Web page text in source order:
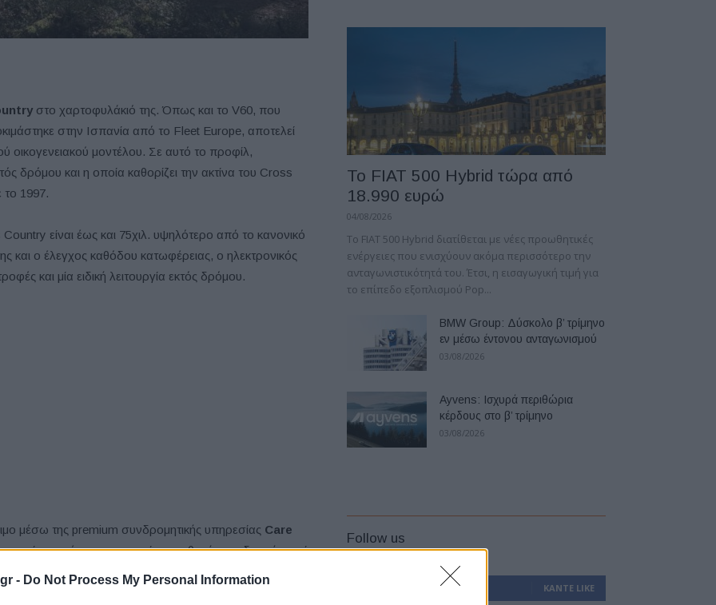
- Do Not Process My Personal Information
στο χαρτοφυλάκιό της. Όπως και το V60, που
στην Ισπανία από το Fleet Europe, αποτελεί
οικογενειακού μοντέλου. Σε αυτό το προφίλ,
δρόμου και η οποία καθορίζει την ακτίνα του Cross
1997.
είναι έως και 75χιλ. υψηλότερο από το κανονικό
και ο έλεγχος καθόδου κατωφέρειας, ο ηλεκτρονικός
και μία ειδική λειτουργία εκτός δρόμου.
μέσω της premium συνδρομητικής υπηρεσίας Care
μέσω μιας μηνιαίας σταθερής συνδρομής αντί
Το FIAT 500 Hybrid τώρα από
18.990 ευρώ
04/08/2026
Το FIAT 500 Hybrid διατίθεται με νέες προωθητικές
ενέργειες που ενισχύουν ακόμα περισσότερο την
ανταγωνιστικότητά του. Έτσι, η εισαγωγική τιμή για
το επίπεδο εξοπλισμού Pop...
BMW Group: Δύσκολο β’ τρίμηνο
εν μέσω έντονου ανταγωνισμού
03/08/2026
Ayvens: Iσχυρά περιθώρια
κέρδους στο β’ τρίμηνο
03/08/2026
Follow us
Υποστηρικτές ΚΆΝΤΕ LIKE